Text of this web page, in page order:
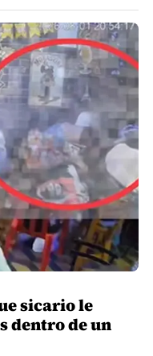
sicario le
dentro de un